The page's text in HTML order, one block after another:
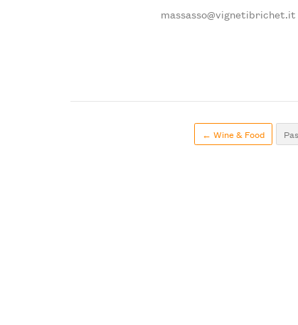
massasso@vignetibrichet.it
← Wine & Food